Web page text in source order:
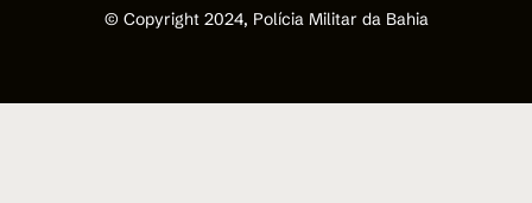
© Copyright 2024, Polícia Militar da Bahia